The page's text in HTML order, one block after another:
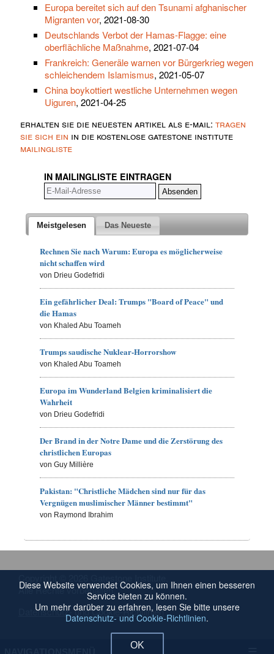
Europa bereitet sich auf den Tsunami afghanischer
Migranten vor, 2021-08-30
Deutschlands Verbot der Hamas-Flagge: eine
oberflächliche Maßnahme, 2021-07-04
Frankreich: Generäle warnen vor Bürgerkrieg wegen
schleichendem Islamismus, 2021-05-07
China boykottiert westliche Unternehmen wegen
Uiguren, 2021-04-25
erhalten sie die neuesten artikel als e-mail: tragen
sie sich ein in die kostenlose gatestone institute
mailingliste
IN MAILINGLISTE EINTRAGEN
Meistgelesen Das Neueste
Rechnen Sie nach Warum: Europa es möglicherweise
nicht schaffen wird
von Drieu Godefridi
Ein gefährlicher Deal: Trumps "Board of Peace" und
die Hamas
von Khaled Abu Toameh
Trumps saudische Nuklear-Horrorshow
von Khaled Abu Toameh
Europa im Wunderland Belgien kriminalisiert die
Wahrheit
von Drieu Godefridi
Der Brand in der Notre Dame und die Zerstörung des
christlichen Europas
von Guy Millière
Pakistan: "Christliche Mädchen sind nur für das
Vergnügen muslimischer Männer bestimmt"
von Raymond Ibrahim
Alle Rechte vorbehalten.
Datenschutz- und Cookie-Richtlinien
Diese Website verwendet Cookies, um Ihnen einen besseren
Service bieten zu können.
Um mehr darüber zu erfahren, lesen Sie bitte unsere
Datenschutz- und Cookie-Richtlinien.
OK